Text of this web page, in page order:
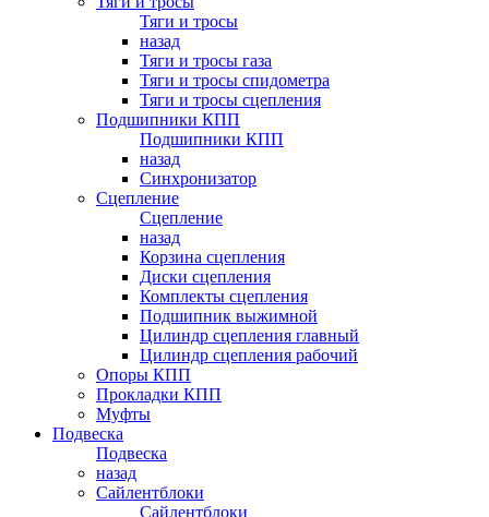
Тяги и тросы
назад
Тяги и тросы газа
Тяги и тросы спидометра
Тяги и тросы сцепления
Подшипники КПП
Подшипники КПП
назад
Синхронизатор
Сцепление
Сцепление
назад
Корзина сцепления
Диски сцепления
Комплекты сцепления
Подшипник выжимной
Цилиндр сцепления главный
Цилиндр сцепления рабочий
Опоры КПП
Прокладки КПП
Муфты
Подвеска
Подвеска
назад
Сайлентблоки
Сайлентблоки